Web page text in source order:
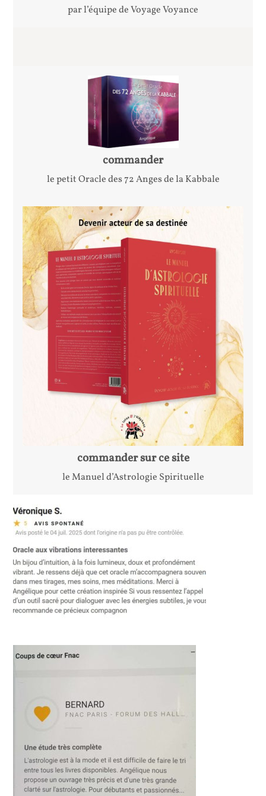
par l’équipe de Voyage Voyance
commander
le petit Oracle des 72 Anges de la Kabbale
commander sur ce site
le Manuel d’Astrologie Spirituelle